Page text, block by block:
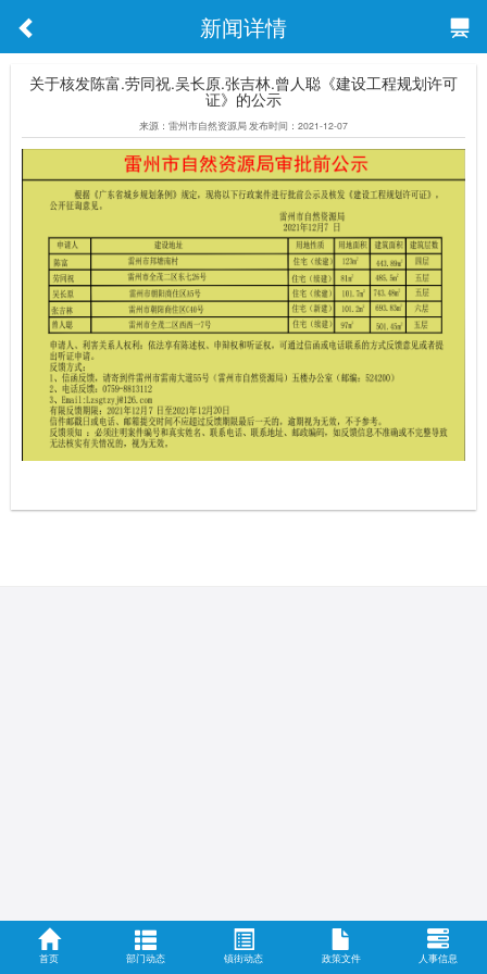
新闻详情
关于核发陈富.劳同祝.吴长原.张吉林.曾人聪《建设工程规划许可
证》的公示
来源：雷州市自然资源局 发布时间：2021-12-07
首页 部门动态 镇街动态 政策文件 人事信息